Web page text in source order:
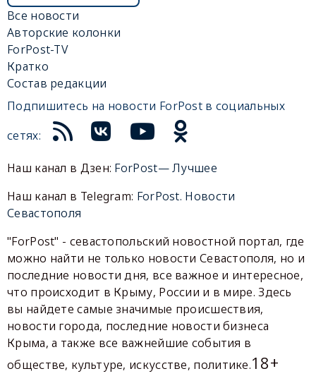
Все новости
Авторские колонки
ForPost-TV
Кратко
Состав редакции
Подпишитесь на новости ForPost в социальных
сетях:
Наш канал в Дзен: ForPost— Лучшее
Наш канал в Telegram: ForPost. Новости
Севастополя
"ForPost" - севастопольский новостной портал, где
можно найти не только новости Севастополя, но и
последние новости дня, все важное и интересное,
что происходит в Крыму, России и в мире. Здесь
вы найдете самые значимые происшествия,
новости города, последние новости бизнеса
Крыма, а также все важнейшие события в
обществе, культуре, искусстве, политике.18+